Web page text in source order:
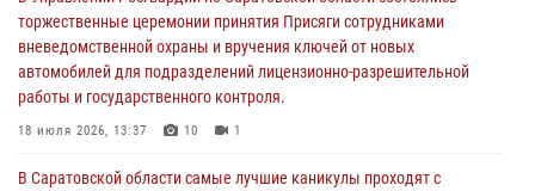
работы и государственного контроля.
18 июля 2026, 13:37 10 1
В Саратовской области самые лучшие каникулы проходят с
Росгвардией
торжественные церемонии принятия Присяги сотрудниками
вневедомственной охраны и вручения ключей от новых
автомобилей для подразделений лицензионно-разрешительной
работы и государственного контроля.
18 июля 2026, 13:37 10 1
В Саратовской области самые лучшие каникулы проходят с